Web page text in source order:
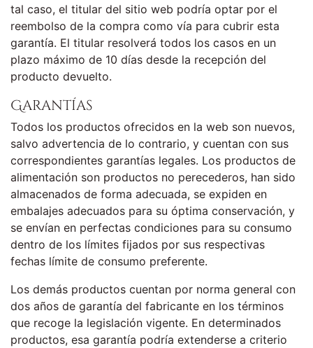
tal caso, el titular del sitio web podría optar por el
reembolso de la compra como vía para cubrir esta
garantía. El titular resolverá todos los casos en un
plazo máximo de 10 días desde la recepción del
producto devuelto.
Garantías
Todos los productos ofrecidos en la web son nuevos,
salvo advertencia de lo contrario, y cuentan con sus
correspondientes garantías legales. Los productos de
alimentación son productos no perecederos, han sido
almacenados de forma adecuada, se expiden en
embalajes adecuados para su óptima conservación, y
se envían en perfectas condiciones para su consumo
dentro de los límites fijados por sus respectivas
fechas límite de consumo preferente.
Los demás productos cuentan por norma general con
dos años de garantía del fabricante en los términos
que recoge la legislación vigente. En determinados
productos, esa garantía podría extenderse a criterio